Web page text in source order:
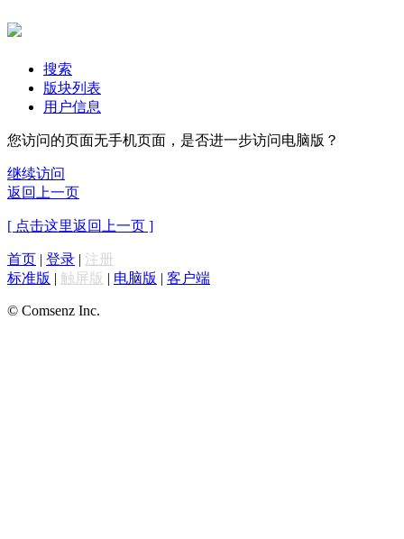
搜索
版块列表
用户信息
您访问的页面无手机页面，是否进一步访问电脑版？
继续访问
返回上一页
[ 点击这里返回上一页 ]
首页 | 登录 | 注册
标准版 | 触屏版 | 电脑版 | 客户端
© Comsenz Inc.